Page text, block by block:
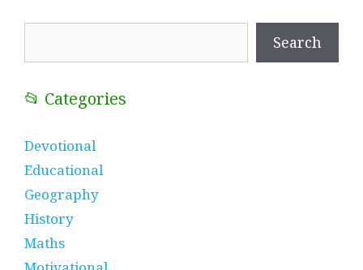
Search
📂 Categories
Devotional
Educational
Geography
History
Maths